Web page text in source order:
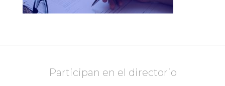
Participan en el directorio